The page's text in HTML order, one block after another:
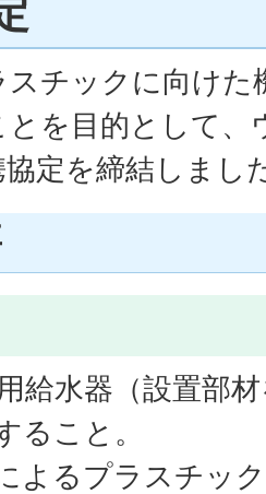
チックに向けた
とを目的として、
定を締結しまし
給水器（設置部
ること。
よるプラスチッ